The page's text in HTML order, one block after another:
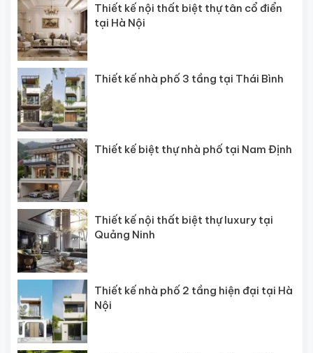
Thiết kế nội thất biệt thự tân cổ điển
tại Hà Nội
Thiết kế nhà phố 3 tầng tại Thái Bình
Thiết kế biệt thự nhà phố tại Nam Định
Thiết kế nội thất biệt thự luxury tại
Quảng Ninh
Thiết kế nhà phố 2 tầng hiện đại tại Hà
Nội